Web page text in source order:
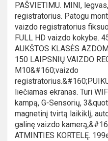
PAŠVIETIMU. MINI,
registratorius. Patogu
vaizdo registratorius
FULL HD vaizdo kokybe.
AUKŠTOS KLASĖS
150 LAIPSNIŲ VAIZDO
M10&#160;vaizdo
liečiamas ekranas. Turi
kampą, G-Sensorių,
magnetinį tvirtą laikiklį,
galinę vaizdo
ATMINTIES KORTELĘ.